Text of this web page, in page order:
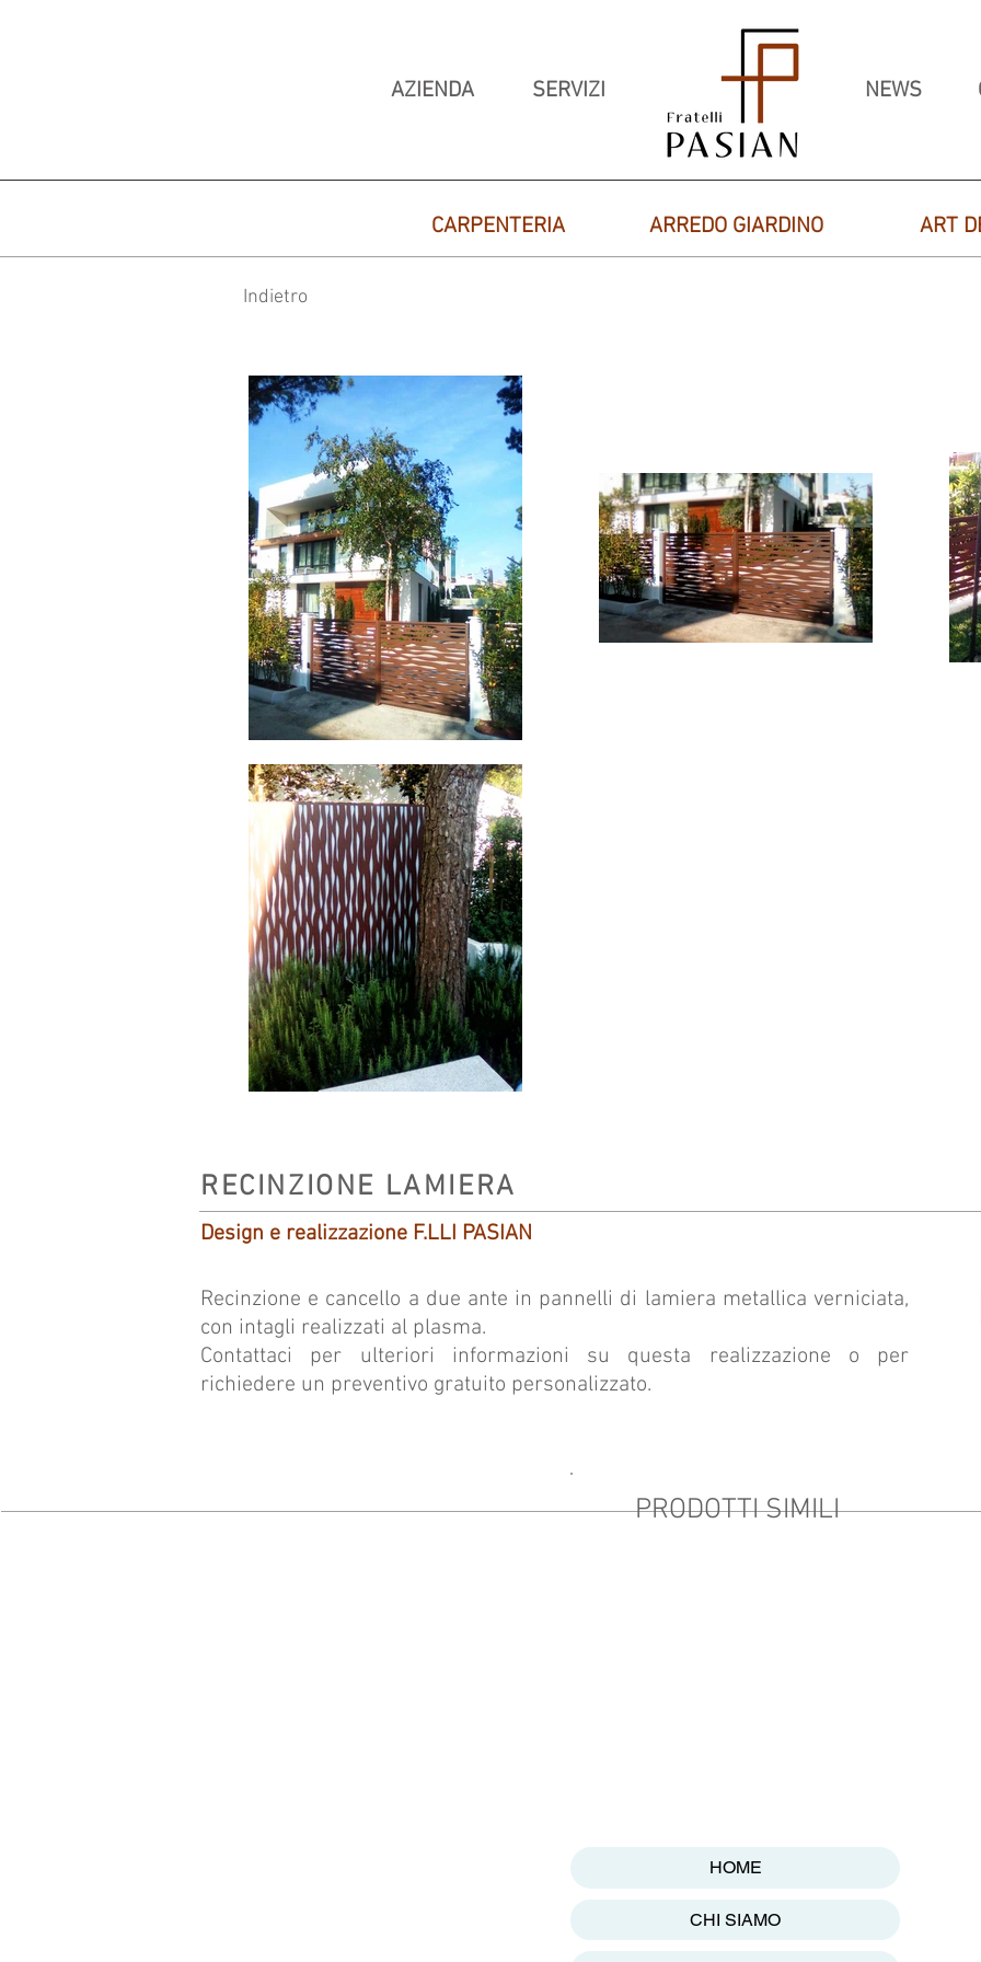
AZIENDA SERVIZI NEWS
CARPENTERIA ARREDO GIARDINO ART
Indietro
RECINZIONE LAMIERA
Design e realizzazione F.LLI PASIAN
Recinzione e cancello a due ante in pannelli di lamiera metallica verniciata,
con intagli realizzati al plasma.
Contattaci per ulteriori informazioni su questa realizzazione o per
richiedere un preventivo gratuito personalizzato.
PRODOTTI SIMILI
HOME
CHI SIAMO